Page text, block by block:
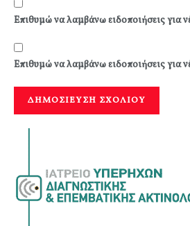
Επιθυμώ να λαμβάνω ειδοποιήσεις για
Επιθυμώ να λαμβάνω ειδοποιήσεις για